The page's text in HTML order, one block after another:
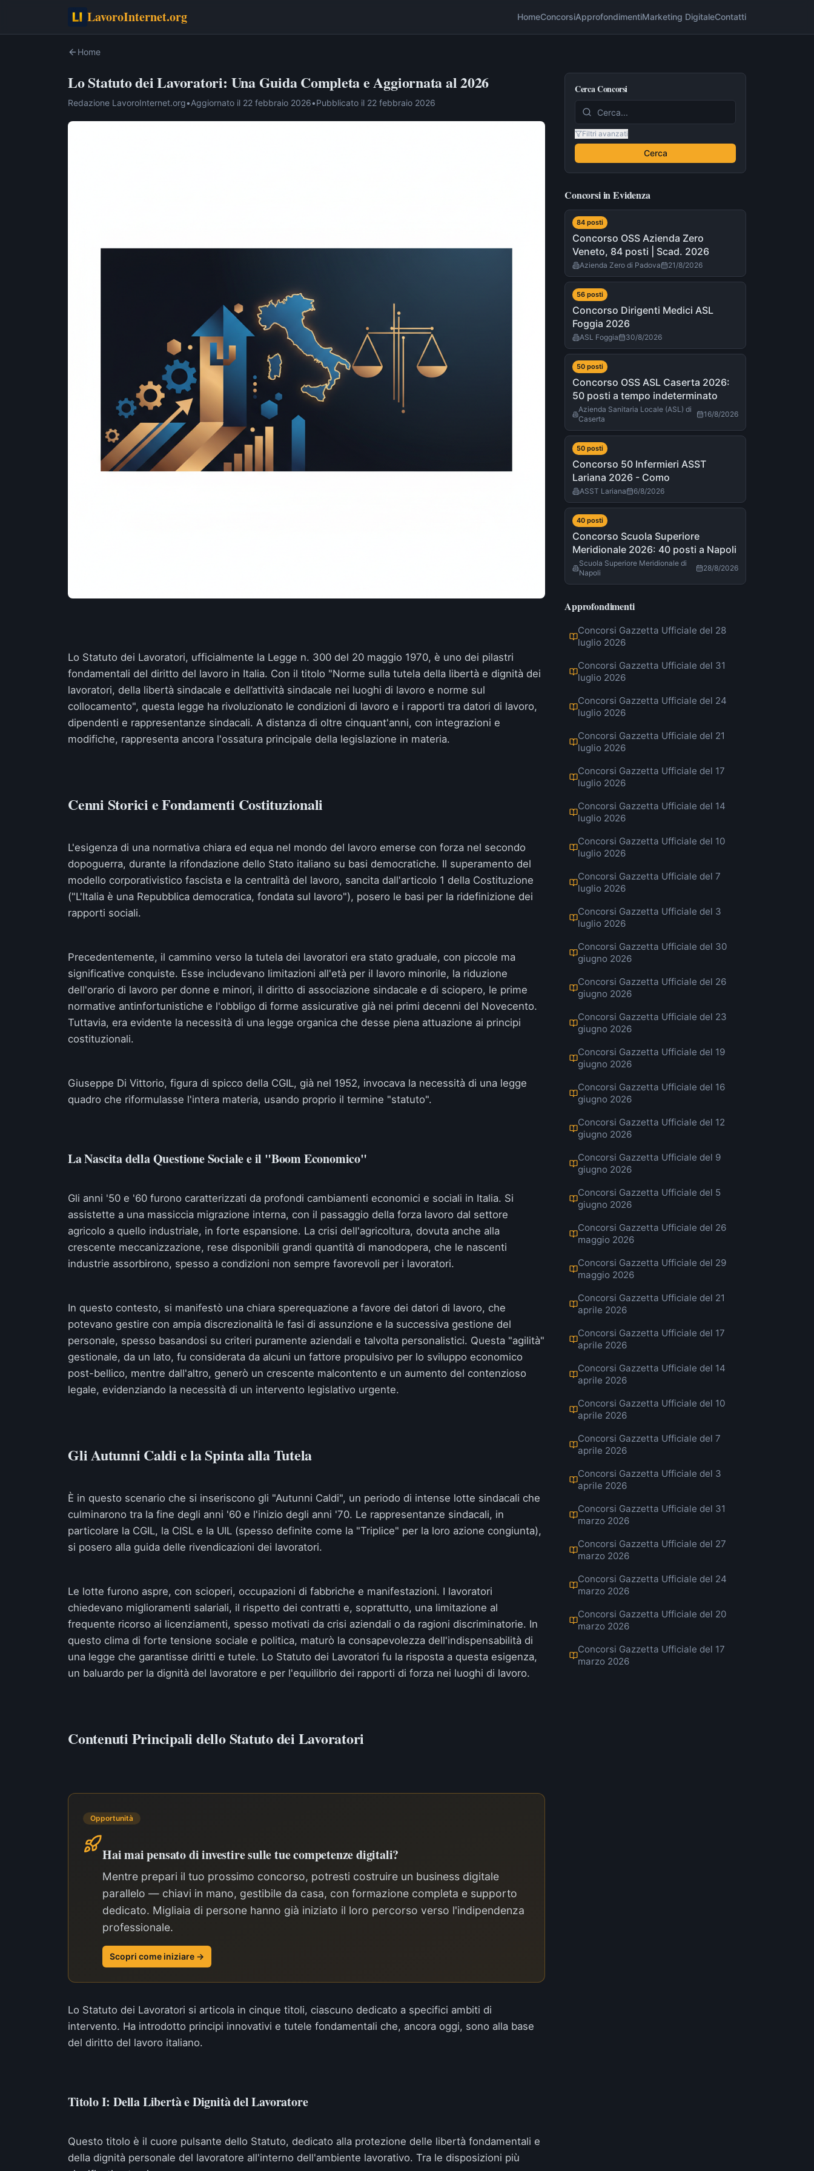
LavoroInternet.org HomeConcorsiApprofondimentiMarketing DigitaleContatti
Home
Lo Statuto dei Lavoratori: Una Guida Completa e Aggiornata al 2026
Redazione LavoroInternet.org•Aggiornato il 22 febbraio 2026•Pubblicato il 22 febbraio 2026
Lo Statuto dei Lavoratori, ufficialmente la Legge n. 300 del 20 maggio 1970, è uno dei pilastri
fondamentali del diritto del lavoro in Italia. Con il titolo "Norme sulla tutela della libertà e dignità dei
lavoratori, della libertà sindacale e dell’attività sindacale nei luoghi di lavoro e norme sul
collocamento", questa legge ha rivoluzionato le condizioni di lavoro e i rapporti tra datori di lavoro,
dipendenti e rappresentanze sindacali. A distanza di oltre cinquant'anni, con integrazioni e
modifiche, rappresenta ancora l'ossatura principale della legislazione in materia.
Cenni Storici e Fondamenti Costituzionali
L'esigenza di una normativa chiara ed equa nel mondo del lavoro emerse con forza nel secondo
dopoguerra, durante la rifondazione dello Stato italiano su basi democratiche. Il superamento del
modello corporativistico fascista e la centralità del lavoro, sancita dall'articolo 1 della Costituzione
("L'Italia è una Repubblica democratica, fondata sul lavoro"), posero le basi per la ridefinizione dei
rapporti sociali.
Precedentemente, il cammino verso la tutela dei lavoratori era stato graduale, con piccole ma
significative conquiste. Esse includevano limitazioni all'età per il lavoro minorile, la riduzione
dell'orario di lavoro per donne e minori, il diritto di associazione sindacale e di sciopero, le prime
normative antinfortunistiche e l'obbligo di forme assicurative già nei primi decenni del Novecento.
Tuttavia, era evidente la necessità di una legge organica che desse piena attuazione ai principi
costituzionali.
Giuseppe Di Vittorio, figura di spicco della CGIL, già nel 1952, invocava la necessità di una legge
quadro che riformulasse l'intera materia, usando proprio il termine "statuto".
La Nascita della Questione Sociale e il "Boom Economico"
Gli anni '50 e '60 furono caratterizzati da profondi cambiamenti economici e sociali in Italia. Si
assistette a una massiccia migrazione interna, con il passaggio della forza lavoro dal settore
agricolo a quello industriale, in forte espansione. La crisi dell'agricoltura, dovuta anche alla
crescente meccanizzazione, rese disponibili grandi quantità di manodopera, che le nascenti
industrie assorbirono, spesso a condizioni non sempre favorevoli per i lavoratori.
In questo contesto, si manifestò una chiara sperequazione a favore dei datori di lavoro, che
potevano gestire con ampia discrezionalità le fasi di assunzione e la successiva gestione del
personale, spesso basandosi su criteri puramente aziendali e talvolta personalistici. Questa "agilità"
gestionale, da un lato, fu considerata da alcuni un fattore propulsivo per lo sviluppo economico
post-bellico, mentre dall'altro, generò un crescente malcontento e un aumento del contenzioso
legale, evidenziando la necessità di un intervento legislativo urgente.
Gli Autunni Caldi e la Spinta alla Tutela
È in questo scenario che si inseriscono gli "Autunni Caldi", un periodo di intense lotte sindacali che
culminarono tra la fine degli anni '60 e l'inizio degli anni '70. Le rappresentanze sindacali, in
particolare la CGIL, la CISL e la UIL (spesso definite come la "Triplice" per la loro azione congiunta),
si posero alla guida delle rivendicazioni dei lavoratori.
Le lotte furono aspre, con scioperi, occupazioni di fabbriche e manifestazioni. I lavoratori
chiedevano miglioramenti salariali, il rispetto dei contratti e, soprattutto, una limitazione al
frequente ricorso ai licenziamenti, spesso motivati da crisi aziendali o da ragioni discriminatorie. In
questo clima di forte tensione sociale e politica, maturò la consapevolezza dell'indispensabilità di
una legge che garantisse diritti e tutele. Lo Statuto dei Lavoratori fu la risposta a questa esigenza,
un baluardo per la dignità del lavoratore e per l'equilibrio dei rapporti di forza nei luoghi di lavoro.
Contenuti Principali dello Statuto dei Lavoratori
Opportunità
Hai mai pensato di investire sulle tue competenze digitali?
Mentre prepari il tuo prossimo concorso, potresti costruire un business digitale
parallelo — chiavi in mano, gestibile da casa, con formazione completa e supporto
dedicato. Migliaia di persone hanno già iniziato il loro percorso verso l'indipendenza
professionale.
Scopri come iniziare →
Lo Statuto dei Lavoratori si articola in cinque titoli, ciascuno dedicato a specifici ambiti di
intervento. Ha introdotto principi innovativi e tutele fondamentali che, ancora oggi, sono alla base
del diritto del lavoro italiano.
Titolo I: Della Libertà e Dignità del Lavoratore
Questo titolo è il cuore pulsante dello Statuto, dedicato alla protezione delle libertà fondamentali e
della dignità personale del lavoratore all'interno dell'ambiente lavorativo. Tra le disposizioni più
Cerca Concorsi
Filtri avanzati
Cerca
Concorsi in Evidenza
84 posti
Concorso OSS Azienda Zero
Veneto, 84 posti | Scad. 2026
Azienda Zero di Padova 21/8/2026
56 posti
Concorso Dirigenti Medici ASL
Foggia 2026
ASL Foggia 30/8/2026
50 posti
Concorso OSS ASL Caserta 2026:
50 posti a tempo indeterminato
Azienda Sanitaria Locale (ASL) di
Caserta
16/8/2026
50 posti
Concorso 50 Infermieri ASST
Lariana 2026 - Como
ASST Lariana 6/8/2026
40 posti
Concorso Scuola Superiore
Meridionale 2026: 40 posti a Napoli
Scuola Superiore Meridionale di
Napoli
28/8/2026
Approfondimenti
Concorsi Gazzetta Ufficiale del 28
luglio 2026
Concorsi Gazzetta Ufficiale del 31
luglio 2026
Concorsi Gazzetta Ufficiale del 24
luglio 2026
Concorsi Gazzetta Ufficiale del 21
luglio 2026
Concorsi Gazzetta Ufficiale del 17
luglio 2026
Concorsi Gazzetta Ufficiale del 14
luglio 2026
Concorsi Gazzetta Ufficiale del 10
luglio 2026
Concorsi Gazzetta Ufficiale del 7
luglio 2026
Concorsi Gazzetta Ufficiale del 3
luglio 2026
Concorsi Gazzetta Ufficiale del 30
giugno 2026
Concorsi Gazzetta Ufficiale del 26
giugno 2026
Concorsi Gazzetta Ufficiale del 23
giugno 2026
Concorsi Gazzetta Ufficiale del 19
giugno 2026
Concorsi Gazzetta Ufficiale del 16
giugno 2026
Concorsi Gazzetta Ufficiale del 12
giugno 2026
Concorsi Gazzetta Ufficiale del 9
giugno 2026
Concorsi Gazzetta Ufficiale del 5
giugno 2026
Concorsi Gazzetta Ufficiale del 26
maggio 2026
Concorsi Gazzetta Ufficiale del 29
maggio 2026
Concorsi Gazzetta Ufficiale del 21
aprile 2026
Concorsi Gazzetta Ufficiale del 17
aprile 2026
Concorsi Gazzetta Ufficiale del 14
aprile 2026
Concorsi Gazzetta Ufficiale del 10
aprile 2026
Concorsi Gazzetta Ufficiale del 7
aprile 2026
Concorsi Gazzetta Ufficiale del 3
aprile 2026
Concorsi Gazzetta Ufficiale del 31
marzo 2026
Concorsi Gazzetta Ufficiale del 27
marzo 2026
Concorsi Gazzetta Ufficiale del 24
marzo 2026
Concorsi Gazzetta Ufficiale del 20
marzo 2026
Concorsi Gazzetta Ufficiale del 17
marzo 2026